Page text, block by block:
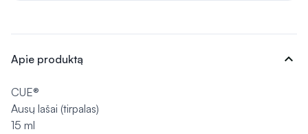
Apie produktą expand_more
CUE®
Ausų lašai (tirpalas)
15 ml